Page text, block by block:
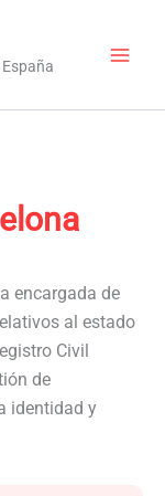
encargada de
al estado
Civil
de
identidad y